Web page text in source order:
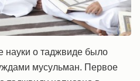
науки о таджвиде было
мусульман. Первое